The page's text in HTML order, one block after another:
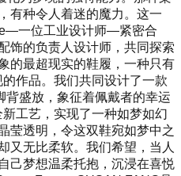
有种令人着迷的魔力。这一
一位工业设计师—紧密合
饰的负责人设计师，共同探索
的最超现实的鞋履，一种只有
作品。我们共同设计了一款
盛放，象征着佩戴者的幸运
工艺，实现了一种如梦如幻
莹透明，令这双鞋宛如梦中之
又无比柔软。我们希望，当人
己梦想温柔托抱，沉浸在喜悦